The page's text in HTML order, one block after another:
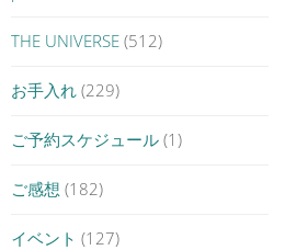
THE UNIVERSE (512)
お手入れ (229)
ご予約スケジュール (1)
ご感想 (182)
イベント (127)